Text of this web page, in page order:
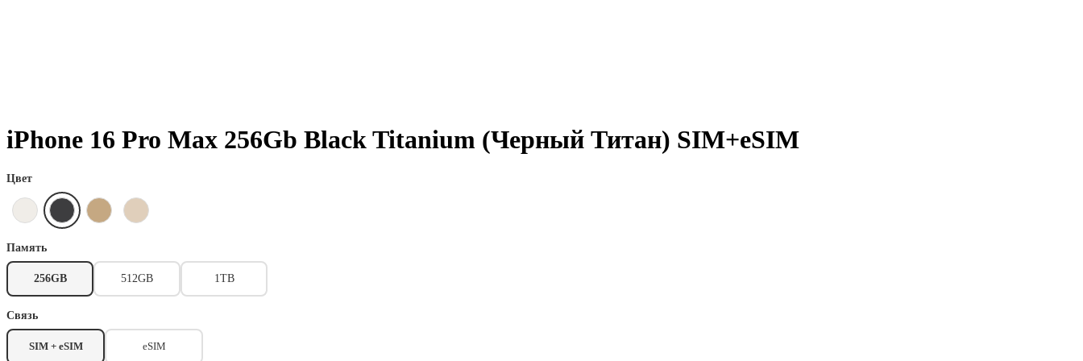
iPhone 16 Pro Max 256Gb Black Titanium (Черный Титан) SIM+eSIM
Цвет
Память
256GB 512GB 1TB
Связь
SIM + eSIM eSIM